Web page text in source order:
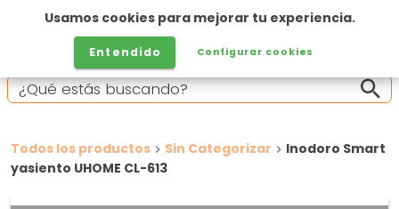
Todos los productos Sin Categorizar
Inodoro Smart
yasiento UHOME CL-613
Usamos cookies para mejorar tu experiencia.
Entendido Configurar cookies